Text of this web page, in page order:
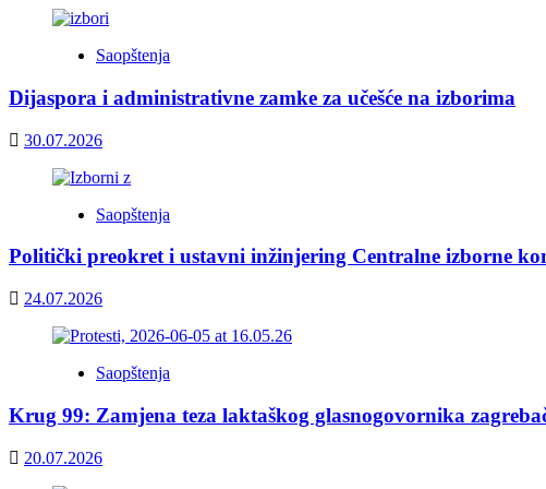
Saopštenja
Dijaspora i administrativne zamke za učešće na izborima
30.07.2026
Saopštenja
Politički preokret i ustavni inžinjering Centralne izborne
24.07.2026
Saopštenja
Krug 99: Zamjena teza laktaškog glasnogovornika
20.07.2026